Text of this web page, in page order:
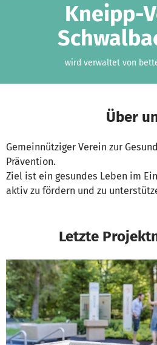
Kneipp-
wird verwaltet von
Über
Gemeinnütziger Verein zur
Prävention.
Ziel ist ein gesundes Leben im
aktiv zu fördern und zu
Letzte